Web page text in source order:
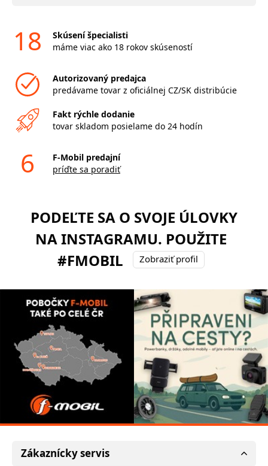
18
Skúsení špecialisti
máme viac ako 18 rokov skúseností
Autorizovaný predajca
predávame tovar z oficiálnej CZ/SK distribúcie
Fakt rýchle dodanie
tovar skladom posielame do 24 hodín
6
F-Mobil predajní
príďte sa poradiť
PODEĽTE SA O SVOJE ÚLOVKY
NA INSTAGRAMU. POUŽITE
#FMOBIL
Zobraziť profil
Zákaznícky servis